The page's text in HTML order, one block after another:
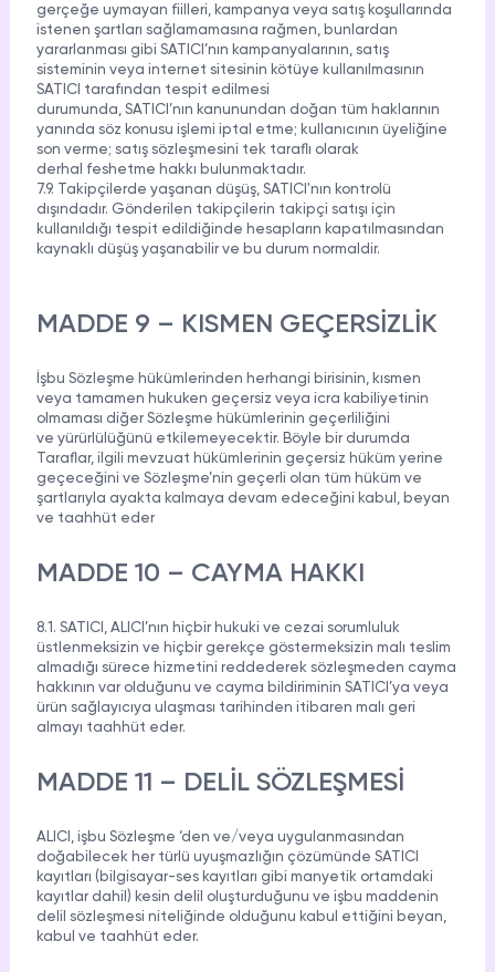
gerçeğe uymayan fiilleri, kampanya veya satış koşullarında
istenen şartları sağlamamasına rağmen, bunlardan
yararlanması gibi SATICI’nın kampanyalarının, satış
sisteminin veya internet sitesinin kötüye kullanılmasının
SATICI tarafından tespit edilmesi
durumunda, SATICI’nın kanunundan doğan tüm haklarının
yanında söz konusu işlemi iptal etme; kullanıcının üyeliğine
son verme; satış sözleşmesini tek taraflı olarak
derhal feshetme hakkı bulunmaktadır.
7.9. Takipçilerde yaşanan düşüş, SATICI'nın kontrolü
dışındadır. Gönderilen takipçilerin takipçi satışı için
kullanıldığı tespit edildiğinde hesapların kapatılmasından
kaynaklı düşüş yaşanabilir ve bu durum normaldir.
MADDE 9 – KISMEN GEÇERSİZLİK
İşbu Sözleşme hükümlerinden herhangi birisinin, kısmen
veya tamamen hukuken geçersiz veya icra kabiliyetinin
olmaması diğer Sözleşme hükümlerinin geçerliliğini
ve yürürlülüğünü etkilemeyecektir. Böyle bir durumda
Taraflar, ilgili mevzuat hükümlerinin geçersiz hüküm yerine
geçeceğini ve Sözleşme’nin geçerli olan tüm hüküm ve
şartlarıyla ayakta kalmaya devam edeceğini kabul, beyan
ve taahhüt eder
MADDE 10 – CAYMA HAKKI
8.1. SATICI, ALICI’nın hiçbir hukuki ve cezai sorumluluk
üstlenmeksizin ve hiçbir gerekçe göstermeksizin malı teslim
almadığı sürece hizmetini reddederek sözleşmeden cayma
hakkının var olduğunu ve cayma bildiriminin SATICI’ya veya
ürün sağlayıcıya ulaşması tarihinden itibaren malı geri
almayı taahhüt eder.
MADDE 11 – DELİL SÖZLEŞMESİ
ALICI, işbu Sözleşme ‘den ve/veya uygulanmasından
doğabilecek her türlü uyuşmazlığın çözümünde SATICI
kayıtları (bilgisayar-ses kayıtları gibi manyetik ortamdaki
kayıtlar dahil) kesin delil oluşturduğunu ve işbu maddenin
delil sözleşmesi niteliğinde olduğunu kabul ettiğini beyan,
kabul ve taahhüt eder.